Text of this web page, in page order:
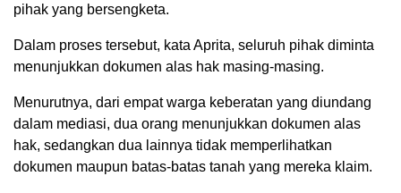
pihak yang bersengketa.
Dalam proses tersebut, kata Aprita, seluruh pihak diminta
menunjukkan dokumen alas hak masing-masing.
Menurutnya, dari empat warga keberatan yang diundang
dalam mediasi, dua orang menunjukkan dokumen alas
hak, sedangkan dua lainnya tidak memperlihatkan
dokumen maupun batas-batas tanah yang mereka klaim.